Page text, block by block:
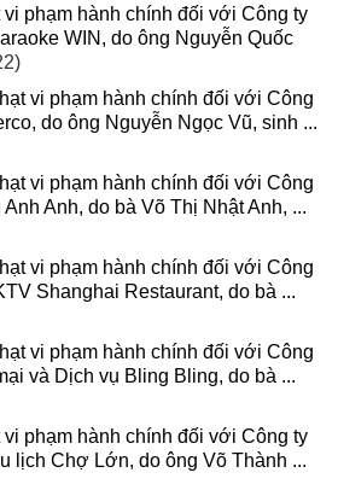
phạm hành chính đối với Công ty
WIN, do ông Nguyễn Quốc
vi phạm hành chính đối với Công
do ông Nguyễn Ngọc Vũ, sinh ...
vi phạm hành chính đối với Công
Anh, do bà Võ Thị Nhật Anh, ...
vi phạm hành chính đối với Công
Shanghai Restaurant, do bà ...
vi phạm hành chính đối với Công
và Dịch vụ Bling Bling, do bà ...
phạm hành chính đối với Công ty
lịch Chợ Lớn, do ông Võ Thành ...